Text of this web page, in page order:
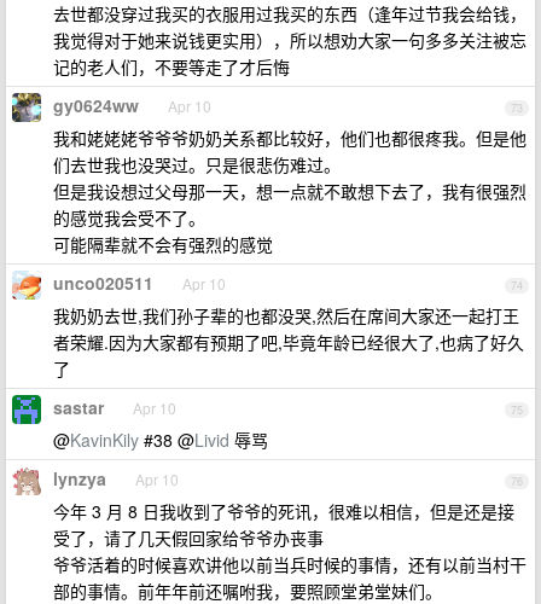
去世都没穿过我买的衣服用过我买的东西（逢年过节我会给钱，
我觉得对于她来说钱更实用），所以想劝大家一句多多关注被忘
记的老人们，不要等走了才后悔
73
gy0624ww Apr 10
我和姥姥姥爷爷爷奶奶关系都比较好，他们也都很疼我。但是他
们去世我也没哭过。只是很悲伤难过。
但是我设想过父母那一天，想一点就不敢想下去了，我有很强烈
的感觉我会受不了。
可能隔辈就不会有强烈的感觉
74
unco020511 Apr 10
我奶奶去世,我们孙子辈的也都没哭,然后在席间大家还一起打王
者荣耀.因为大家都有预期了吧,毕竟年龄已经很大了,也病了好久
了
75
sastar Apr 10
@KavinKily #38 @Livid 辱骂
76
lynzya Apr 10
今年 3 月 8 日我收到了爷爷的死讯，很难以相信，但是还是接
受了，请了几天假回家给爷爷办丧事
爷爷活着的时候喜欢讲他以前当兵时候的事情，还有以前当村干
部的事情。前年年前还嘱咐我，要照顾堂弟堂妹们。